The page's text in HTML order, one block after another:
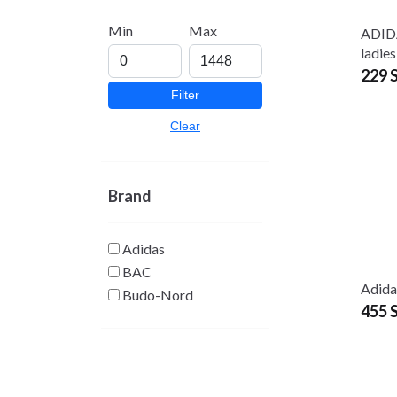
Mer information för
Välkomna! -
Min Max
Filter
Clear
Brand
Adidas
BAC
Budo-Nord
229
455